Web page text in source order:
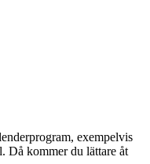
exempelvis
Då kommer du lättare åt